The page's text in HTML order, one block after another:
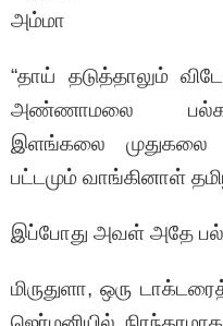
அம்மா
“தாய் தடுத்தாலும்
அண்ணாமலை
இளங்கலை முதுகலை
பட்டமும் வாங்கினாள்
இப்போது அவள் அதே
மிருதுளா, ஒரு